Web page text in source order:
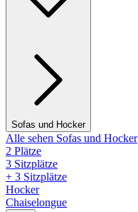
Sofas und Hocker
Alle sehen Sofas und Hocker
2 Plätze
3 Sitzplätze
+ 3 Sitzplätze
Hocker
Chaiselongue